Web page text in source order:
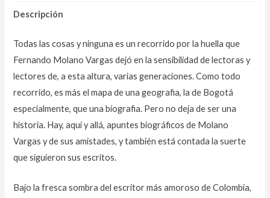
Descripción
Todas las cosas y ninguna es un recorrido por la huella que
Fernando Molano Vargas dejó en la sensibilidad de lectoras y
lectores de, a esta altura, varias generaciones. Como todo
recorrido, es más el mapa de una geografia, la de Bogotá
especialmente, que una biografia. Pero no deja de ser una
historia. Hay, aqui y allá, apuntes biográficos de Molano
Vargas y de sus amistades, y también está contada la suerte
que siguieron sus escritos.
Bajo la fresca sombra del escritor más amoroso de Colombia,